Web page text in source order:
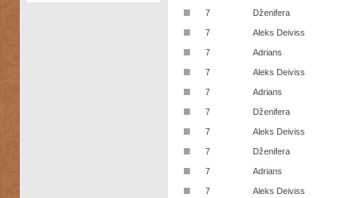
■ 7 Dženifera
■ 7 Aleks Deiviss
■ 7 Adrians
■ 7 Aleks Deiviss
■ 7 Adrians
■ 7 Dženifera
■ 7 Aleks Deiviss
■ 7 Dženifera
■ 7 Adrians
■ 7 Aleks Deiviss